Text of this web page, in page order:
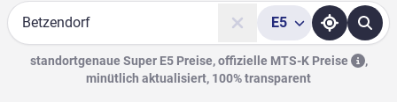
Suche
E5
standortgenaue Super E5 Preise, offizielle MTS-K Preise
,
minütlich aktualisiert, 100% transparent